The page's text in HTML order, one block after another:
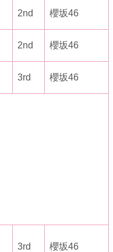
2nd 櫻坂46
2nd 櫻坂46
3rd 櫻坂46
3rd 櫻坂46